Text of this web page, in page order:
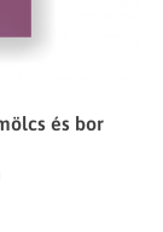
és bor